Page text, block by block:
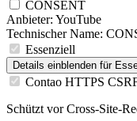
CONSENT
Anbieter: YouTube
Technischer Name:
Essenziell
Details einblenden für
Contao HTTPS
Schützt vor Cross-Site-